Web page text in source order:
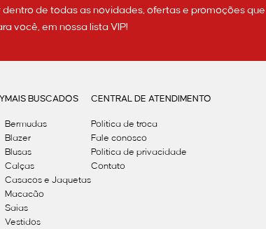
de todas as novidades, ofertas e promoções que
você, em nossa lista VIP!
MAIS BUSCADOS
Bermudas
Blazer
Blusas
Calças
Casacos e Jaquetas
Macacão
Saias
Vestidos
CENTRAL DE ATENDIMENTO
Política de troca
Fale conosco
Politica de privacidade
Contato